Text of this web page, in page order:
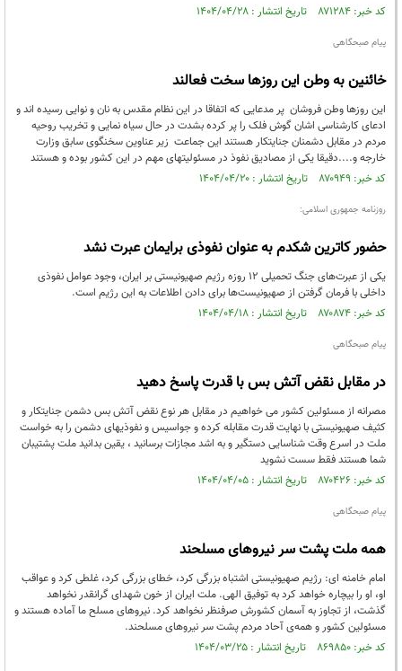
کد خبر: ۸۷۱۲۸۴ تاریخ انتشار : ۱۴۰۴/۰۴/۲۸
پیام صبحگاهی
خائنین به وطن این روزها سخت فعالند
این روزها وطن فروشان پر مدعایی که اتفاقا در این نظام مقدس به نان و نوایی رسیده اند و
ادعای کارشناسی اشان گوش فلک را پر کرده بشدت در حال سیاه نمایی و تخریب روحیه
مردم در مقابل دشمنان جنایتکار هستند این جماعت زیر عناوین سخنگوی سابق وزارت
خارجه و....دقیقا یکی از مصادیق نفوذ در مسئولیتهای مهم در این کشور بوده و هستند
کد خبر: ۸۷۰۹۴۹ تاریخ انتشار : ۱۴۰۴/۰۴/۲۰
روزنامه جمهوری اسلامی:
حضور کاترین شکدم به عنوان نفوذی برایمان عبرت نشد
یکی از عبرت‌های جنگ تحمیلی ۱۲ روزه رژیم صهیونیستی بر ایران، وجود عوامل نفوذی
داخلی با فرمان گرفتن از صهیونیست‌ها برای دادن اطلاعات به این رژیم است.
کد خبر: ۸۷۰۸۷۴ تاریخ انتشار : ۱۴۰۴/۰۴/۱۸
پیام صبحگاهی
در مقابل نقض آتش بس با قدرت پاسخ دهید
مصرانه از مسئولین کشور می خواهیم در مقابل هر نوع نقض آتش بس دشمن جنایتکار و
کثیف صهیونیستی با نهایت قدرت مقابله کرده و جواسیس و نفوذیهای دشمن را به خواست
ملت در اسرع وقت شناسایی دستگیر و به اشد مجازات برسانید ، یقین بدانید ملت پشتیبان
شما هستند فقط سست نشوید
کد خبر: ۸۷۰۴۲۶ تاریخ انتشار : ۱۴۰۴/۰۴/۰۵
پیام صبحگاهی
همه ملت پشت سر نیروهای مسلحند
امام خامنه ای: رژیم صهیونیستی اشتباه بزرگی کرد، خطای بزرگی کرد، غلطی کرد و عواقب
او، او را بیچاره خواهد کرد به توفیق الهی. ملت ایران از خون شهدای گرانقدر نخواهد
گذشت، از تجاوز به آسمان کشورش صرفنظر نخواهد کرد. نیروهای مسلح ما آماده هستند و
مسئولین کشور و همه‌ی آحاد مردم پشت سر نیروهای مسلحند.
کد خبر: ۸۶۹۸۵۰ تاریخ انتشار : ۱۴۰۴/۰۳/۲۵